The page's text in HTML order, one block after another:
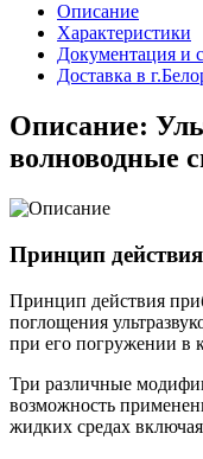
Описание
Характеристики
Документация и
Доставка в
Описание:
волноводные
Принцип действия
Принцип действия
поглощения
при его погружении в
Три различные
возможность
жидких средах